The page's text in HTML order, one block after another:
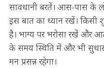
सावधानी बरतें। आस-पास के
इस बात का ध्यान रखें। किसी
है। भाग्य पर भरोसा रखें और
के समय स्थिति में और भी सुधार
मन प्रसन्न रहेगा।